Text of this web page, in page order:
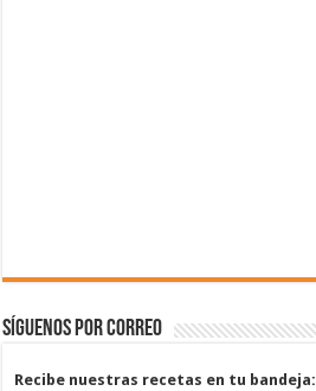
Síguenos por correo
Recibe nuestras recetas en tu bandeja: